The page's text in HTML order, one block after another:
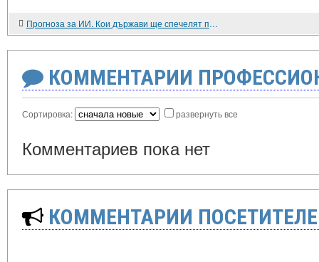
Прогноза за ИИ. Кои държави ще спечелят повече медали на Олимпийските игри през 2026 година?
КОММЕНТАРИИ
Сортировка: развернуть все
Комментариев пока нет
КОММЕНТАРИИ